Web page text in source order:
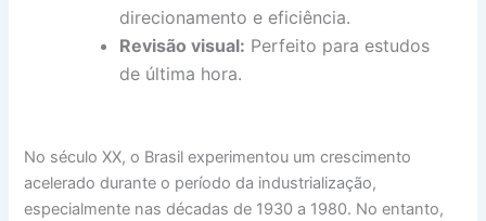
direcionamento e eficiência.
Revisão visual: Perfeito para estudos
de última hora.
No século XX, o Brasil experimentou um crescimento
acelerado durante o período da industrialização,
especialmente nas décadas de 1930 a 1980. No entanto,